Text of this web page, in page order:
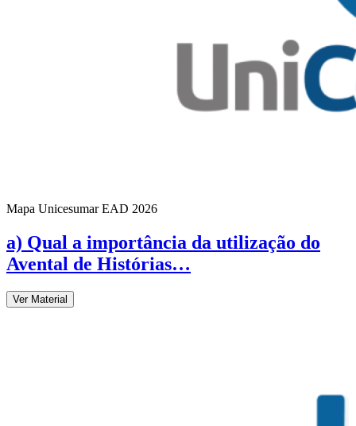
Mapa Unicesumar EAD 2026
a) Qual a importância da utilização do
Avental de Histórias…
Ver Material